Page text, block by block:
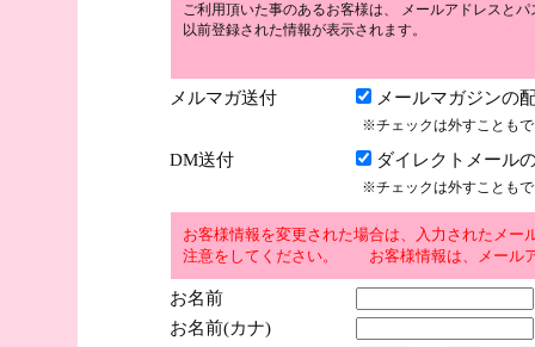
ご利用頂いた事のあるお客様は、 メールアドレスと
以前登録された情報が表示されます。
メルマガ送付 メールマガジンの
※チェックは外すことも
DM送付 ダイレクトメール
※チェックは外すことも
お客様情報を変更された場合は、入力されたメ
注意をしてください。 お客様情報は、メール
お名前
お名前(カナ)